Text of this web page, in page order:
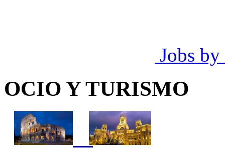
Jobs by
OCIO Y TURISMO